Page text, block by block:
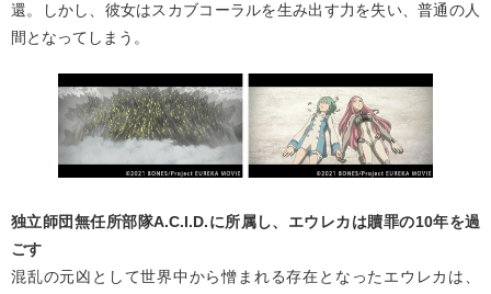
還。しかし、彼女はスカブコーラルを生み出す力を失い、普通の人
間となってしまう。
独立師団無任所部隊A.C.I.D.に所属し、エウレカは贖罪の10年を過
ごす
混乱の元凶として世界中から憎まれる存在となったエウレカは、